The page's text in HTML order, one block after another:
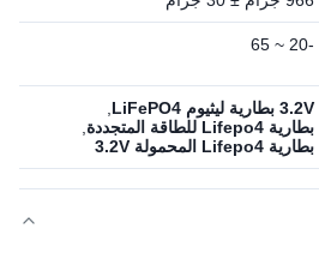
-20 ~ 65
3.2V بطارية ليثيوم LiFePO4
بطارية Lifepo4 للطاقة المتجددة
بطارية Lifepo4 المحمولة 3.2V